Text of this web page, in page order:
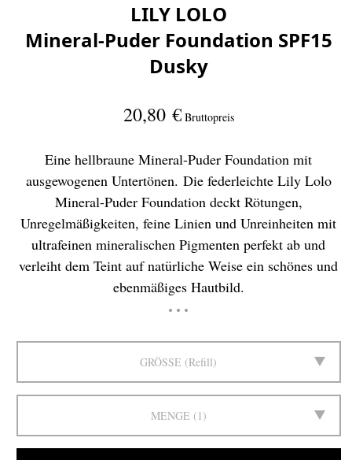
LILY LOLO
Mineral-Puder Foundation SPF15
Dusky
20,80 € Bruttopreis
Eine hellbraune Mineral-Puder Foundation mit
ausgewogenen Untertönen. Die federleichte Lily Lolo
Mineral-Puder Foundation deckt Rötungen,
Unregelmäßigkeiten, feine Linien und Unreinheiten mit
ultrafeinen mineralischen Pigmenten perfekt ab und
verleiht dem Teint auf natürliche Weise ein schönes und
ebenmäßiges Hautbild.
GRÖSSE Refill
MENGE 1